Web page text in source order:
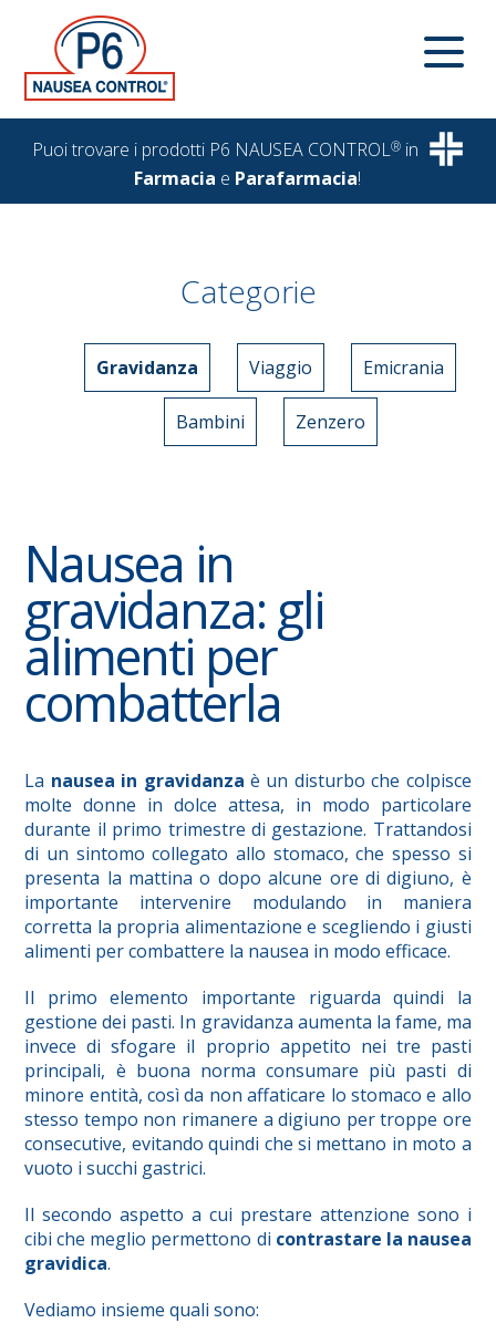
Puoi trovare i prodotti P6 NAUSEA CONTROL® in
Farmacia e Parafarmacia!
Categorie
Gravidanza Viaggio Emicrania
Bambini Zenzero
Nausea in
gravidanza: gli
alimenti per
combatterla
La nausea in gravidanza è un disturbo che colpisce
molte donne in dolce attesa, in modo particolare
durante il primo trimestre di gestazione. Trattandosi
di un sintomo collegato allo stomaco, che spesso si
presenta la mattina o dopo alcune ore di digiuno, è
importante intervenire modulando in maniera
corretta la propria alimentazione e scegliendo i giusti
alimenti per combattere la nausea in modo efficace.
Il primo elemento importante riguarda quindi la
gestione dei pasti. In gravidanza aumenta la fame, ma
invece di sfogare il proprio appetito nei tre pasti
principali, è buona norma consumare più pasti di
minore entità, così da non affaticare lo stomaco e allo
stesso tempo non rimanere a digiuno per troppe ore
consecutive, evitando quindi che si mettano in moto a
vuoto i succhi gastrici.
Il secondo aspetto a cui prestare attenzione sono i
cibi che meglio permettono di contrastare la nausea
gravidica.
Vediamo insieme quali sono: